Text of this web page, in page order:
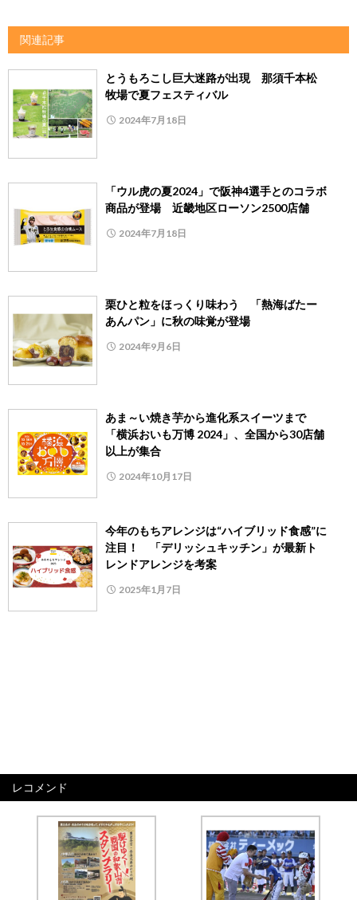
関連記事
とうもろこし巨大迷路が出現 那須千本松
牧場で夏フェスティバル
2024年7月18日
「ウル虎の夏2024」で阪神4選手とのコラボ
商品が登場 近畿地区ローソン2500店舗
2024年7月18日
栗ひと粒をほっくり味わう 「熱海ばたー
あんパン」に秋の味覚が登場
2024年9月6日
あま～い焼き芋から進化系スイーツまで
「横浜おいも万博 2024」、全国から30店舗
以上が集合
2024年10月17日
今年のもちアレンジは“ハイブリッド食感”に
注目！ 「デリッシュキッチン」が最新ト
レンドアレンジを考案
2025年1月7日
レコメンド